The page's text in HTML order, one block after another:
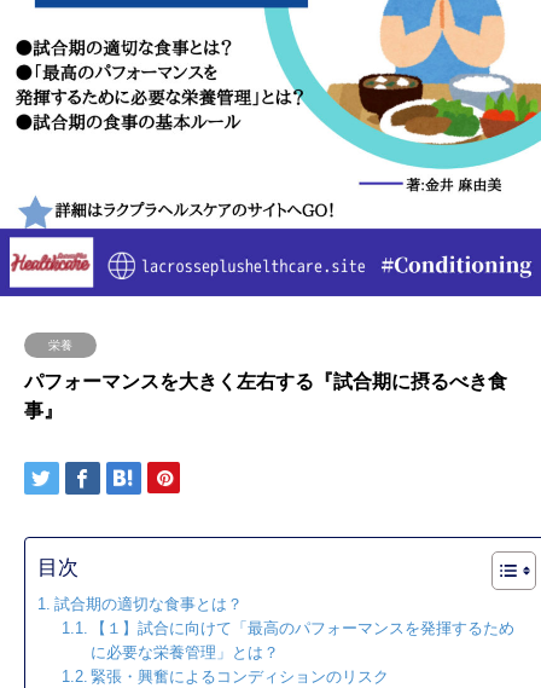
栄養
パフォーマンスを大きく左右する『試合期に摂るべき食
事』
目次
試合期の適切な食事とは？
【１】試合に向けて「最高のパフォーマンスを発揮するため
に必要な栄養管理」とは？
緊張・興奮によるコンディションのリスク